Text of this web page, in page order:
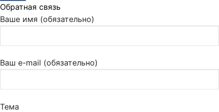
Обратная связь
Ваше имя (обязательно)
Ваш e-mail (обязательно)
Тема